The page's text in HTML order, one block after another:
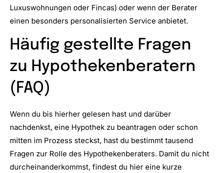
Luxuswohnungen oder Fincas) oder wenn der Berater
einen besonders personalisierten Service anbietet.
Häufig gestellte Fragen
zu Hypothekenberatern
(FAQ)
Wenn du bis hierher gelesen hast und darüber
nachdenkst, eine Hypothek zu beantragen oder schon
mitten im Prozess steckst, hast du bestimmt tausend
Fragen zur Rolle des Hypothekenberaters. Damit du nicht
durcheinanderkommst, findest du hier eine kurze